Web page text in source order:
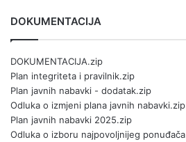
DOKUMENTACIJA
DOKUMENTACIJA.zip
Plan integriteta i pravilnik.zip
Plan javnih nabavki - dodatak.zip
Odluka o izmjeni plana javnih nabavki.zip
Plan javnih nabavki 2025.zip
Odluka o izboru najpovoljnijeg ponuđača